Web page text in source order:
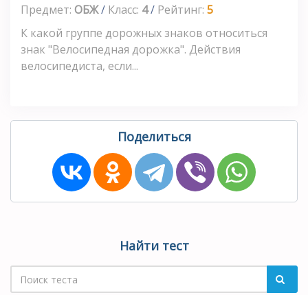
Предмет: ОБЖ/ Класс: 4/ Рейтинг: 5
К какой группе дорожных знаков относиться
знак "Велосипедная дорожка". Действия
велосипедиста, если...
Поделиться
Найти тест